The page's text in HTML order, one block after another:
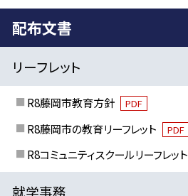
配布文書
リーフレット
R8藤岡市教育方針 PDF
R8藤岡市の教育リーフレット PDF
R8コミュニティスクールリーフレット
就学事務